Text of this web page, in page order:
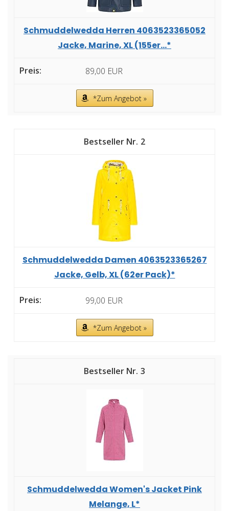
Schmuddelwedda Herren 4063523365052
Jacke, Marine, XL (155er...*
89,00 EUR
*Zum Angebot »
2
Schmuddelwedda Damen 4063523365267
Jacke, Gelb, XL (62er Pack)*
99,00 EUR
*Zum Angebot »
3
Schmuddelwedda Women's Jacket Pink
Melange, L*